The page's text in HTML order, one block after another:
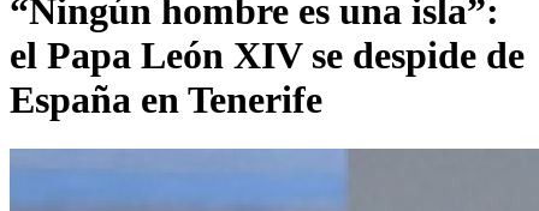
“Ningún hombre es una isla”:
el Papa León XIV se despide de
España en Tenerife